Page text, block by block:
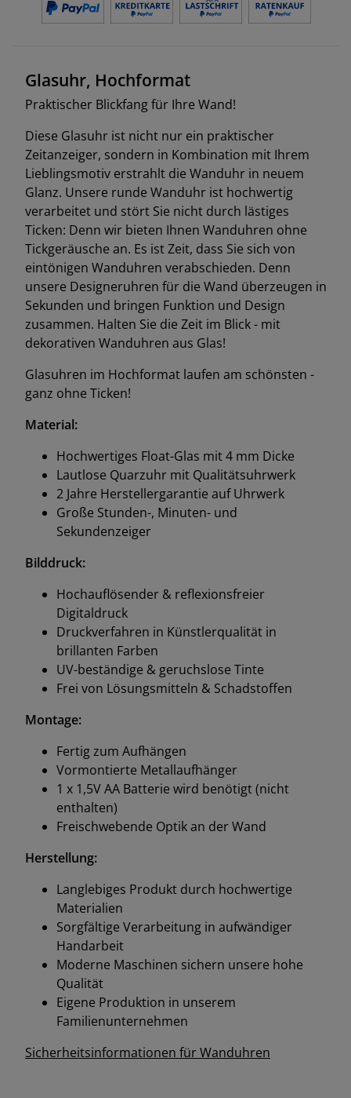
Glasuhr, Hochformat
Praktischer Blickfang für Ihre Wand!
Diese Glasuhr ist nicht nur ein praktischer
Zeitanzeiger, sondern in Kombination mit Ihrem
Lieblingsmotiv erstrahlt die Wanduhr in neuem
Glanz. Unsere runde Wanduhr ist hochwertig
verarbeitet und stört Sie nicht durch lästiges
Ticken: Denn wir bieten Ihnen Wanduhren ohne
Tickgeräusche an. Es ist Zeit, dass Sie sich von
eintönigen Wanduhren verabschieden. Denn
unsere Designeruhren für die Wand überzeugen in
Sekunden und bringen Funktion und Design
zusammen. Halten Sie die Zeit im Blick - mit
dekorativen Wanduhren aus Glas!
Glasuhren im Hochformat laufen am schönsten -
ganz ohne Ticken!
Material:
Hochwertiges Float-Glas mit 4 mm Dicke
Lautlose Quarzuhr mit Qualitätsuhrwerk
2 Jahre Herstellergarantie auf Uhrwerk
Große Stunden-, Minuten- und
Sekundenzeiger
Bilddruck:
Hochauflösender & reflexionsfreier
Digitaldruck
Druckverfahren in Künstlerqualität in
brillanten Farben
UV-beständige & geruchslose Tinte
Frei von Lösungsmitteln & Schadstoffen
Montage:
Fertig zum Aufhängen
Vormontierte Metallaufhänger
1 x 1,5V AA Batterie wird benötigt (nicht
enthalten)
Freischwebende Optik an der Wand
Herstellung:
Langlebiges Produkt durch hochwertige
Materialien
Sorgfältige Verarbeitung in aufwändiger
Handarbeit
Moderne Maschinen sichern unsere hohe
Qualität
Eigene Produktion in unserem
Familienunternehmen
Sicherheitsinformationen für Wanduhren